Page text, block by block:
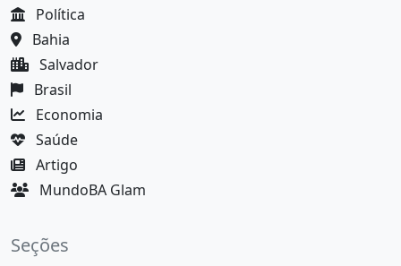
Política
Bahia
Salvador
Brasil
Economia
Saúde
Artigo
MundoBA Glam
Seções